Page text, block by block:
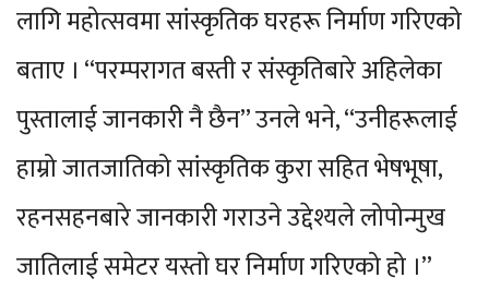
लागि महोत्सवमा सांस्कृतिक घरहरू निर्माण गरिएको
बताए । “परम्परागत बस्ती र संस्कृतिबारे अहिलेका
पुस्तालाई जानकारी नै छैन” उनले भने, “उनीहरूलाई
हाम्रो जातजातिको सांस्कृतिक कुरा सहित भेषभूषा,
रहनसहनबारे जानकारी गराउने उद्देश्यले लोपोन्मुख
जातिलाई समेटर यस्तो घर निर्माण गरिएको हो ।”